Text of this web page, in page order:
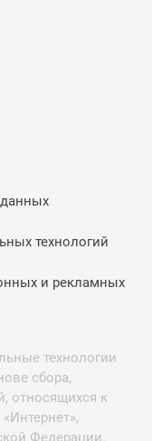
технологий
и рекламных
технологии
сбора,
относящихся к
Федерации.